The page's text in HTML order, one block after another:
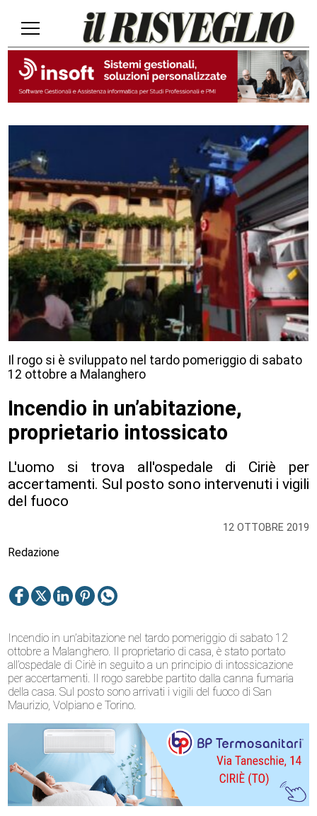
12 OTTOBRE 2019
Il rogo si è sviluppato nel tardo pomeriggio di sabato
12 ottobre a Malanghero
Incendio in un’abitazione,
proprietario intossicato
L'uomo si trova all'ospedale di Ciriè per
accertamenti. Sul posto sono intervenuti i vigili
del fuoco
Redazione
Incendio in un’abitazione nel tardo pomeriggio di sabato 12
ottobre a Malanghero. Il proprietario di casa, è stato portato
all’ospedale di Ciriè in seguito a un principio di intossicazione
per accertamenti. Il rogo sarebbe partito dalla canna fumaria
della casa. Sul posto sono arrivati i vigili del fuoco di San
Maurizio, Volpiano e Torino.